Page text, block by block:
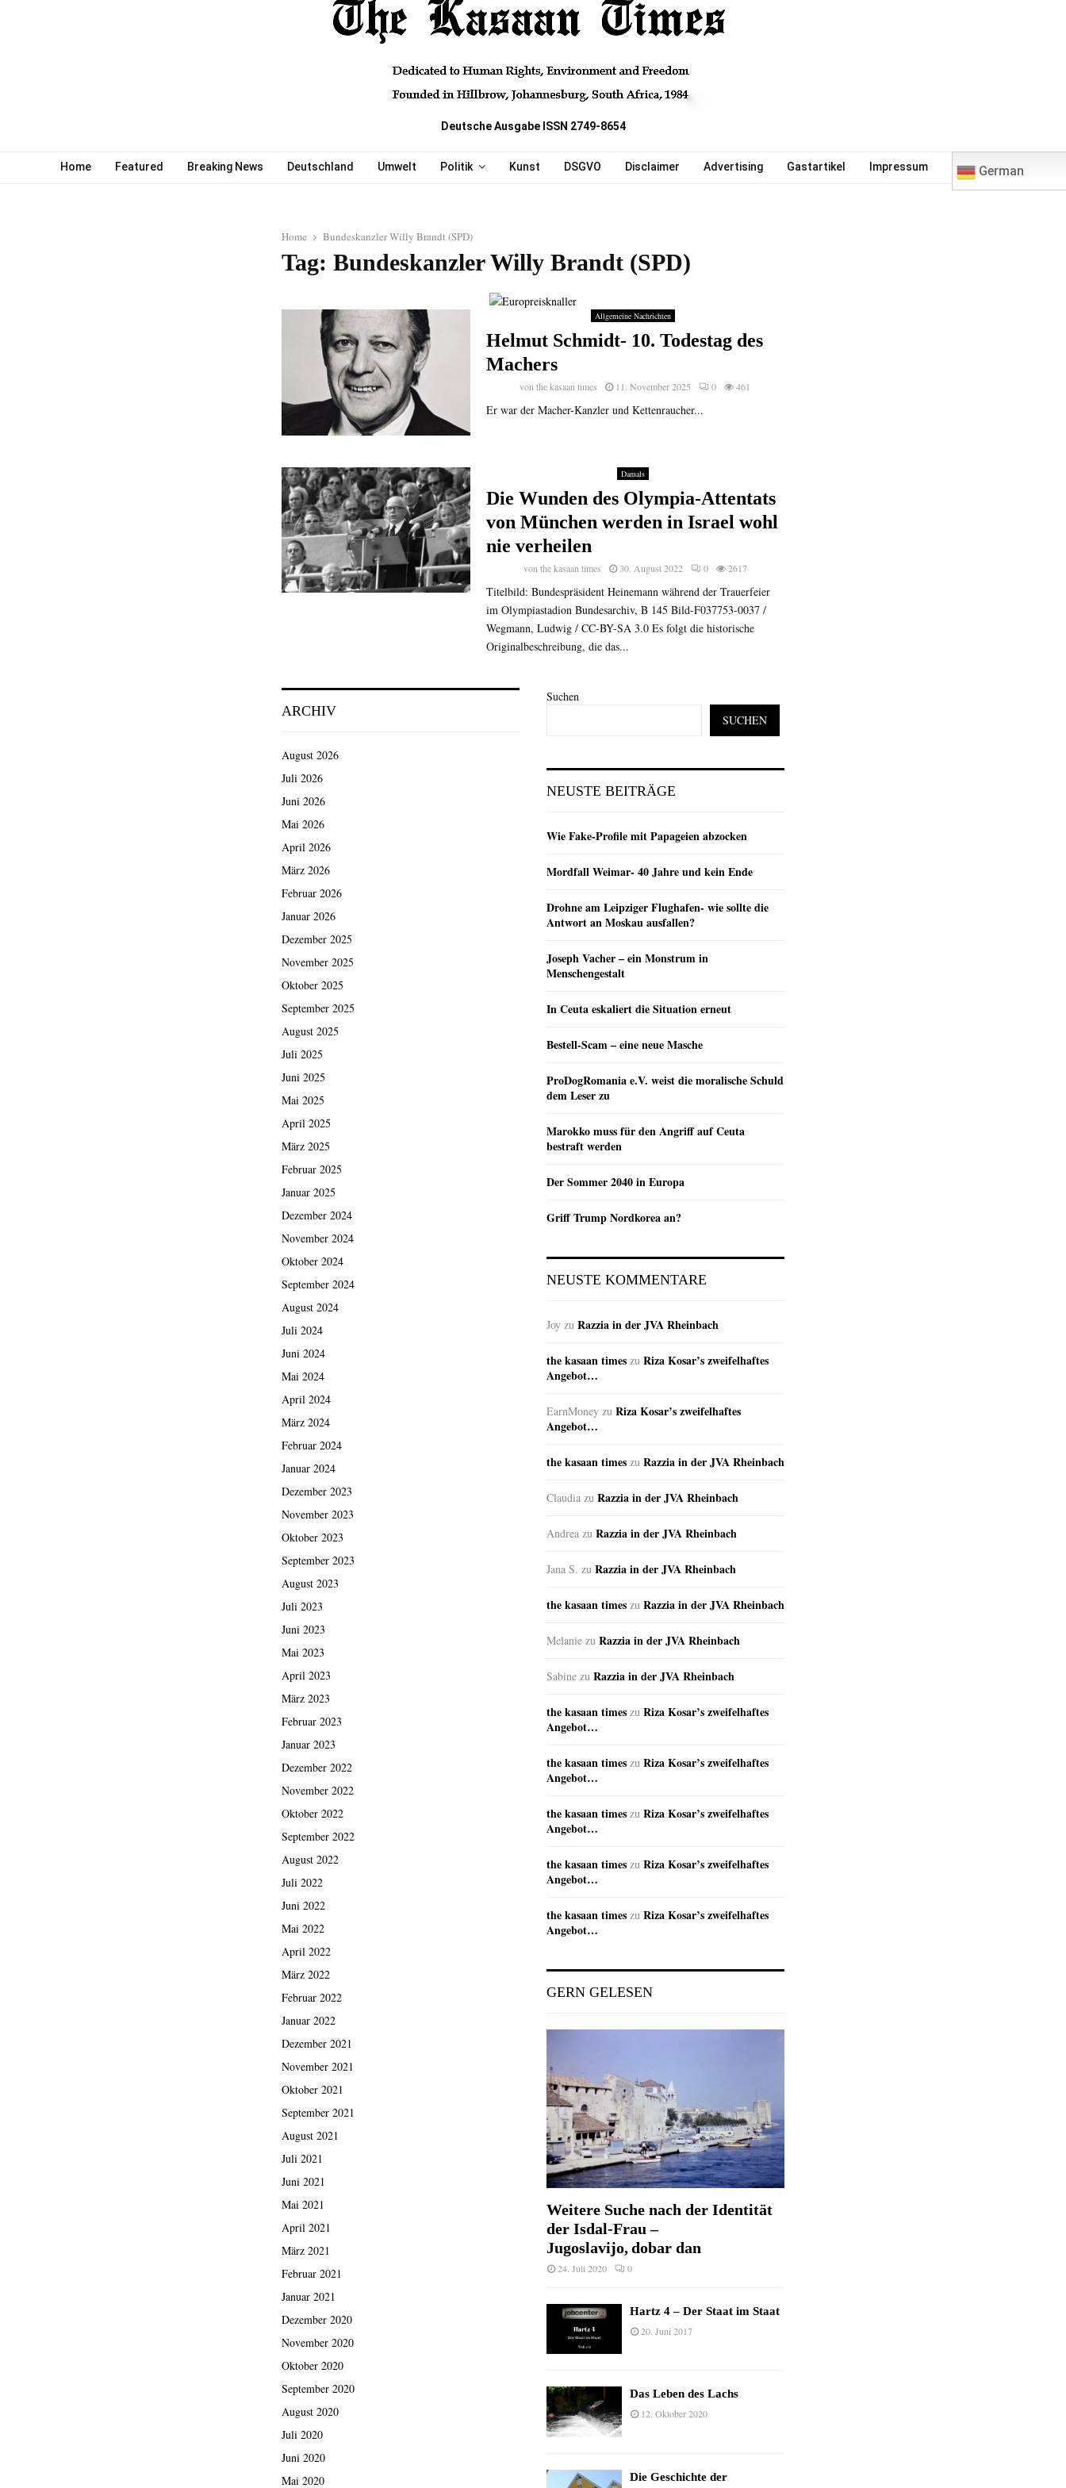
Deutsche Ausgabe ISSN 2749-8654
Home Featured Breaking News Deutschland Umwelt Politik Kunst DSGVO Disclaimer Advertising Gastartikel Impressum German
Home Bundeskanzler Willy Brandt (SPD)
Tag: Bundeskanzler Willy Brandt (SPD)
Allgemeine Nachrichten
Helmut Schmidt- 10. Todestag des
Machers
vonthe kasaan times 11. November 2025 0 461
Er war der Macher-Kanzler und Kettenraucher...
Damals
Die Wunden des Olympia-Attentats
von München werden in Israel wohl
nie verheilen
von the kasaan times 30. August 2022 0 2617
Titelbild: Bundespräsident Heinemann während der Trauerfeier
im Olympiastadion Bundesarchiv, B 145 Bild-F037753-0037 /
Wegmann, Ludwig / CC-BY-SA 3.0 Es folgt die historische
Originalbeschreibung, die das...
ARCHIV
August 2026
Juli 2026
Juni 2026
Mai 2026
April 2026
März 2026
Februar 2026
Januar 2026
Dezember 2025
November 2025
Oktober 2025
September 2025
August 2025
Juli 2025
Juni 2025
Mai 2025
April 2025
März 2025
Februar 2025
Januar 2025
Dezember 2024
November 2024
Oktober 2024
September 2024
August 2024
Juli 2024
Juni 2024
Mai 2024
April 2024
März 2024
Februar 2024
Januar 2024
Dezember 2023
November 2023
Oktober 2023
September 2023
August 2023
Juli 2023
Juni 2023
Mai 2023
April 2023
März 2023
Februar 2023
Januar 2023
Dezember 2022
November 2022
Oktober 2022
September 2022
August 2022
Juli 2022
Juni 2022
Mai 2022
April 2022
März 2022
Februar 2022
Januar 2022
Dezember 2021
November 2021
Oktober 2021
September 2021
August 2021
Juli 2021
Juni 2021
Mai 2021
April 2021
März 2021
Februar 2021
Januar 2021
Dezember 2020
November 2020
Oktober 2020
September 2020
August 2020
Juli 2020
Juni 2020
Mai 2020
Suchen
SUCHEN
NEUSTE BEITRÄGE
Wie Fake-Profile mit Papageien abzocken
Mordfall Weimar- 40 Jahre und kein Ende
Drohne am Leipziger Flughafen- wie sollte die
Antwort an Moskau ausfallen?
Joseph Vacher – ein Monstrum in
Menschengestalt
In Ceuta eskaliert die Situation erneut
Bestell-Scam – eine neue Masche
ProDogRomania e.V. weist die moralische Schuld
dem Leser zu
Marokko muss für den Angriff auf Ceuta
bestraft werden
Der Sommer 2040 in Europa
Griff Trump Nordkorea an?
NEUSTE KOMMENTARE
Joy zu Razzia in der JVA Rheinbach
the kasaan times zu Riza Kosar’s zweifelhaftes
Angebot…
EarnMoney zu Riza Kosar’s zweifelhaftes
Angebot…
the kasaan times zu Razzia in der JVA Rheinbach
Claudia zu Razzia in der JVA Rheinbach
Andrea zu Razzia in der JVA Rheinbach
Jana S. zu Razzia in der JVA Rheinbach
the kasaan times zu Razzia in der JVA Rheinbach
Melanie zu Razzia in der JVA Rheinbach
Sabine zu Razzia in der JVA Rheinbach
the kasaan times zu Riza Kosar’s zweifelhaftes
Angebot…
the kasaan times zu Riza Kosar’s zweifelhaftes
Angebot…
the kasaan times zu Riza Kosar’s zweifelhaftes
Angebot…
the kasaan times zu Riza Kosar’s zweifelhaftes
Angebot…
the kasaan times zu Riza Kosar’s zweifelhaftes
Angebot…
GERN GELESEN
Weitere Suche nach der Identität
der Isdal-Frau –
Jugoslavijo, dobar dan
24. Juli 2020 0
Hartz 4 – Der Staat im Staat
20. Juni 2017
Das Leben des Lachs
12. Oktober 2020
Die Geschichte der